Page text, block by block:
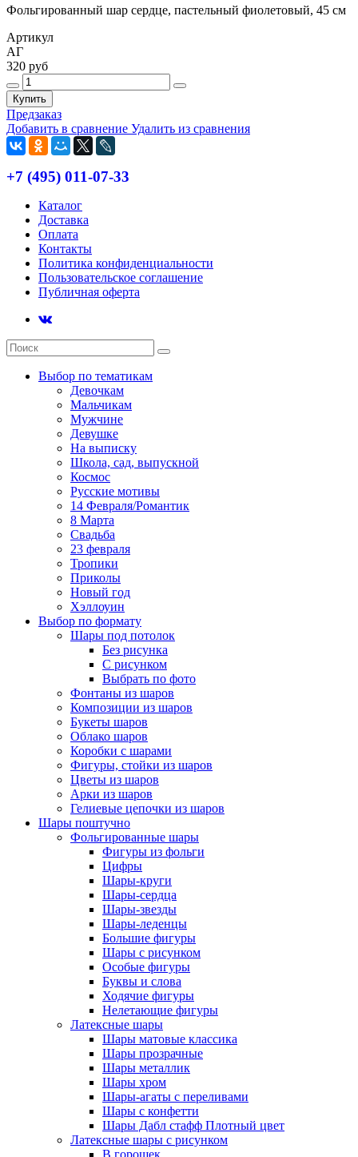
Фольгированный шар сердце, пастельный фиолетовый, 45 см
Артикул
АГ
320 руб
Купить
Предзаказ
Добавить в сравнение Удалить из сравнения
+7 (495) 011-07-33
Каталог
Доставка
Оплата
Контакты
Политика конфиденциальности
Пользовательское соглашение
Публичная оферта
Выбор по тематикам
Девочкам
Мальчикам
Мужчине
Девушке
На выписку
Школа, сад, выпускной
Космос
Русские мотивы
14 Февраля/Романтик
8 Марта
Свадьба
23 февраля
Тропики
Приколы
Новый год
Хэллоуин
Выбор по формату
Шары под потолок
Без рисунка
С рисунком
Выбрать по фото
Фонтаны из шаров
Композиции из шаров
Букеты шаров
Облако шаров
Коробки с шарами
Фигуры, стойки из шаров
Цветы из шаров
Арки из шаров
Гелиевые цепочки из шаров
Шары поштучно
Фольгированные шары
Фигуры из фольги
Цифры
Шары-круги
Шары-сердца
Шары-звезды
Шары-леденцы
Большие фигуры
Шары с рисунком
Особые фигуры
Буквы и слова
Ходячие фигуры
Нелетающие фигуры
Латексные шары
Шары матовые классика
Шары прозрачные
Шары металлик
Шары хром
Шары-агаты с переливами
Шары с конфетти
Шары Дабл стафф Плотный цвет
Латексные шары с рисунком
В горошек